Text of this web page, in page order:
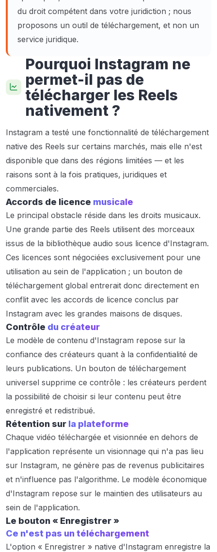
du droit compétent dans votre juridiction ; nous
proposons un outil de téléchargement, et non un
service juridique.
Pourquoi Instagram ne
permet-il pas de
télécharger les Reels
nativement ?
Instagram a testé une fonctionnalité de téléchargement
native des Reels sur certains marchés, mais elle n'est
disponible que dans des régions limitées — et les
raisons sont à la fois pratiques, juridiques et
commerciales.
Accords de licence musicale
Le principal obstacle réside dans les droits musicaux.
Une grande partie des Reels utilisent des morceaux
issus de la bibliothèque audio sous licence d'Instagram.
Ces licences sont négociées exclusivement pour une
utilisation au sein de l'application ; un bouton de
téléchargement global entrerait donc directement en
conflit avec les accords de licence conclus par
Instagram avec les grandes maisons de disques.
Contrôle du créateur
Le modèle de contenu d'Instagram repose sur la
confiance des créateurs quant à la confidentialité de
leurs publications. Un bouton de téléchargement
universel supprime ce contrôle : les créateurs perdent
la possibilité de choisir si leur contenu peut être
enregistré et redistribué.
Rétention sur la plateforme
Chaque vidéo téléchargée et visionnée en dehors de
l'application représente un visionnage qui n'a pas lieu
sur Instagram, ne génère pas de revenus publicitaires
et n'influence pas l'algorithme. Le modèle économique
d'Instagram repose sur le maintien des utilisateurs au
sein de l'application.
Le bouton « Enregistrer »
Ce n'est pas un téléchargement
L'option « Enregistrer » native d'Instagram enregistre la